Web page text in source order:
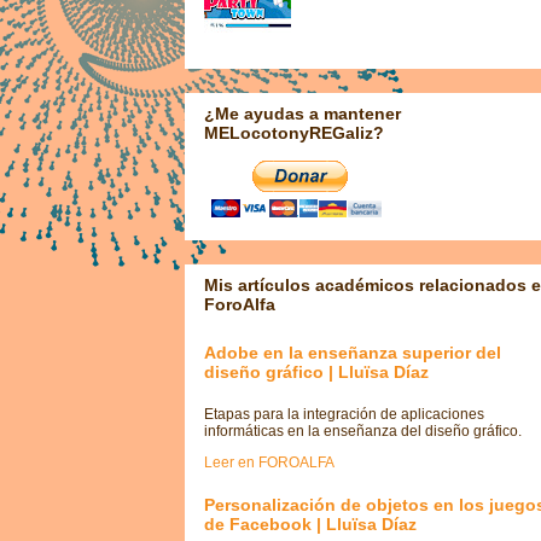
¿Me ayudas a mantener
MELocotonyREGaliz?
Mis artículos académicos relacionados
ForoAlfa
Adobe en la enseñanza superior del
diseño gráfico | Lluïsa Díaz
Etapas para la integración de aplicaciones
informáticas en la enseñanza del diseño gráfico.
Leer en FOROALFA
Personalización de objetos en los
de Facebook | Lluïsa Díaz